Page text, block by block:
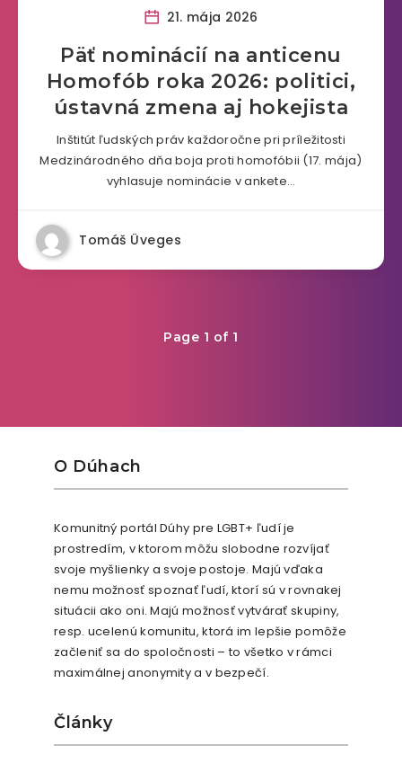
21. mája 2026
Päť nominácií na anticenu
Homofób roka 2026: politici,
ústavná zmena aj hokejista
Inštitút ľudských práv každoročne pri príležitosti
Medzinárodného dňa boja proti homofóbii (17. mája)
vyhlasuje nominácie v ankete…
Tomáš Üveges
Page 1 of 1
O Dúhach
Komunitný portál Dúhy pre LGBT+ ľudí je
prostredím, v ktorom môžu slobodne rozvíjať
svoje myšlienky a svoje postoje. Majú vďaka
nemu možnosť spoznať ľudí, ktorí sú v rovnakej
situácii ako oni. Majú možnosť vytvárať skupiny,
resp. ucelenú komunitu, ktorá im lepšie pomôže
začleniť sa do spoločnosti – to všetko v rámci
maximálnej anonymity a v bezpečí.
Články